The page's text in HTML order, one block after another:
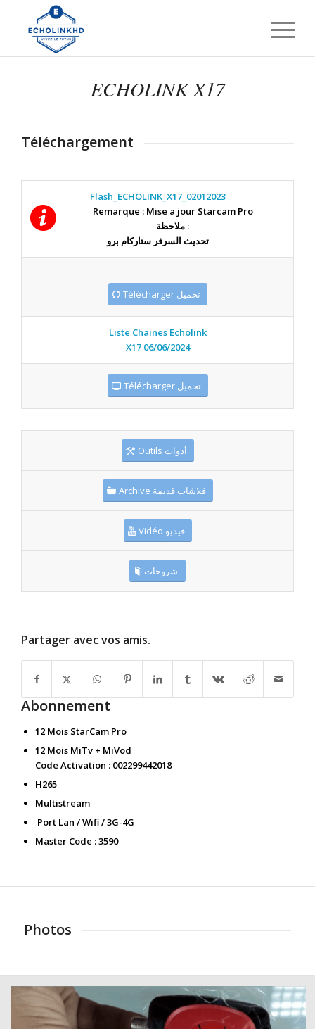
ECHOLINK X17
Téléchargement
Flash_ECHOLINK_X17_02012023
Remarque : Mise a jour Starcam Pro
ملاحظة :
تحديث السرفر ستاركام برو
Télécharger تحميل
Liste Chaines Echolink
X17 06/06/2024
Télécharger تحميل
Outils أدوات
Archive فلاشات قديمة
Vidéo فيديو
شروحات
Partager avec vos amis.
Abonnement
12 Mois StarCam Pro
12 Mois MiTv + MiVod
Code Activation : 002299442018
H265
Multistream
Port Lan / Wifi / 3G-4G
Master Code : 3590
Photos